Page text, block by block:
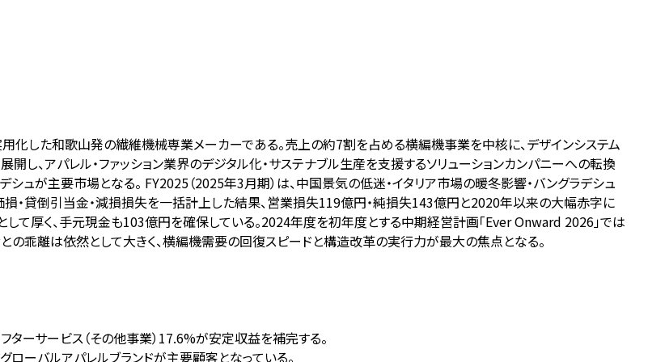
化した和歌山発の繊維機械専業メーカーである。売上の約7割を占める横編機事業を中核に、デザインシステム
展開し、アパレル・ファッション業界のデジタル化・サステナブル生産を支援するソリューションカンパニーへの転換
シュが主要市場となる。 FY2025（2025年3月期）は、中国景気の低迷・イタリア市場の暖冬影響・バングラデシュ
・貸倒引当金・減損損失を一括計上した結果、営業損失119億円・純損失143億円と2020年以来の大幅赤字に
厚く、手元現金も103億円を確保している。2024年度を初年度とする中期経営計画「Ever Onward 2026」では
乖離は依然として大きく、横編機需要の回復スピードと構造改革の実行力が最大の焦点となる。
ーサービス（その他事業）17.6%が安定収益を補完する。
ローバルアパレルブランドが主要顧客となっている。